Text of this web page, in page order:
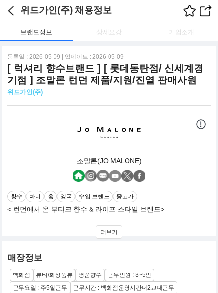
위드가인(주) 채용정보
브랜드정보 상세요강 기업소개
등록일 : 2026-05-09 | 업데이트 : 2026-05-09
[ 럭셔리 향수브랜드 ] [ 롯데동탄점/ 신세계경
기점 ] 조말론 런던 제품/지원/진열 판매사원
위드가인(주)
조말론(JO MALONE)
향수 바디 홈 영국 수입 브랜드 중고가
< 런던에서 온 부티크 향수 & 라이프 스타일 브랜드>
조 말론은 영국 전통을 현대적으로 계승하고 있는 브랜드입니다.
우아하면서도 은근한 과감함,
유행을 타지 않는 고상함,
그러면서도 항상 위트와 기발한 매력을 갖추고 있음.
더보기
매장정보
백화점 뷰티/화장품류 명품향수
근무인원 : 3~5인
근무요일 : 주5일근무
근무시간 : 백화점운영시간내2교대근무